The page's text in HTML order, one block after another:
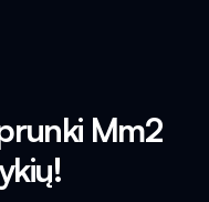
Mm2